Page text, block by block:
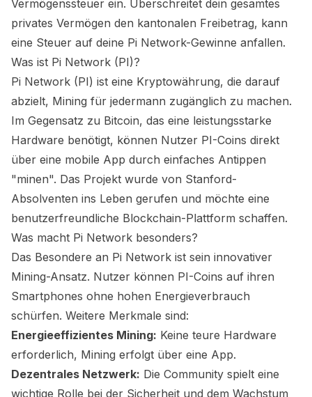
Vermögenssteuer ein. Überschreitet dein gesamtes
privates Vermögen den kantonalen Freibetrag, kann
eine Steuer auf deine Pi Network-Gewinne anfallen.
Was ist Pi Network (PI)?
Pi Network (PI) ist eine Kryptowährung, die darauf
abzielt, Mining für jedermann zugänglich zu machen.
Im Gegensatz zu Bitcoin, das eine leistungsstarke
Hardware benötigt, können Nutzer PI-Coins direkt
über eine mobile App durch einfaches Antippen
"minen". Das Projekt wurde von Stanford-
Absolventen ins Leben gerufen und möchte eine
benutzerfreundliche Blockchain-Plattform schaffen.
Was macht Pi Network besonders?
Das Besondere an Pi Network ist sein innovativer
Mining-Ansatz. Nutzer können PI-Coins auf ihren
Smartphones ohne hohen Energieverbrauch
schürfen. Weitere Merkmale sind:
Energieeffizientes Mining: Keine teure Hardware
erforderlich, Mining erfolgt über eine App.
Dezentrales Netzwerk: Die Community spielt eine
wichtige Rolle bei der Sicherheit und dem Wachstum